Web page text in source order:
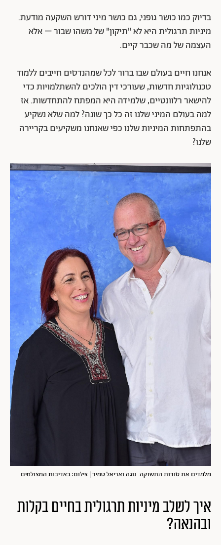
בדיוק כמו כושר גופני, גם כושר מיני דורש השקעה מודעת.
מיניות תרגולית היא לא "תיקון" של משהו שבור – אלא
העצמה של מה שכבר קיים.
אנחנו חיים בעולם שבו ברור לכל שמהנדסים חייבים ללמוד
טכנולוגיות חדשות, שעורכי דין הולכים להשתלמויות כדי
להישאר רלוונטיים, שלמידה היא המפתח להתחדשות. אז
למה בעולם המיני שלנו זה כל כך שונה? למה שלא נשקיע
בהתפתחות המיניות שלנו כפי שאנחנו משקיעים בקריירה
שלנו?
מלמדים את סודות התשוקה. נוגה ואריאל טמיר | צילום: באדיבות המצולמים
איך לשלב מיניות תרגולית בחיים בקלות
ובהנאה?